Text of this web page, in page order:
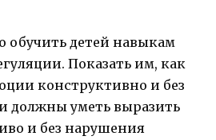
обучить детей навыкам
Показать им, как
конструктивно и без
должны уметь выразить
и без нарушения